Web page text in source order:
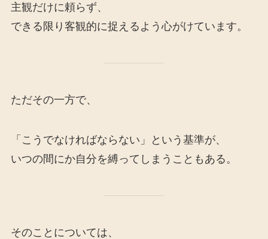
主観だけに頼らず、
できる限り客観的に捉えるよう心がけています。
ただその一方で、
「こうでなければならない」という基準が、
いつの間にか自分を縛ってしまうこともある。
そのことについては、